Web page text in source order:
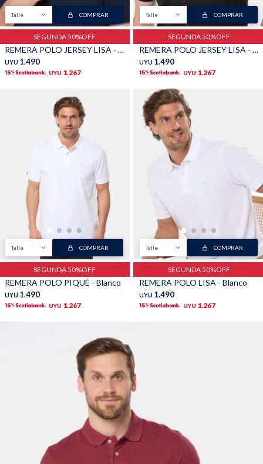
Talle COMPRAR
SEGUNDA 50%OFF
REMERA POLO JERSEY LISA - Azul
UYU 1.490
UYU 1.267
Talle COMPRAR
SEGUNDA 50%OFF
REMERA POLO JERSEY LISA - Negro
UYU 1.490
UYU 1.267
Talle COMPRAR
SEGUNDA 50%OFF
REMERA POLO PIQUÉ - Blanco
UYU 1.490
UYU 1.267
Talle COMPRAR
SEGUNDA 50%OFF
REMERA POLO LISA - Blanco
UYU 1.490
UYU 1.267